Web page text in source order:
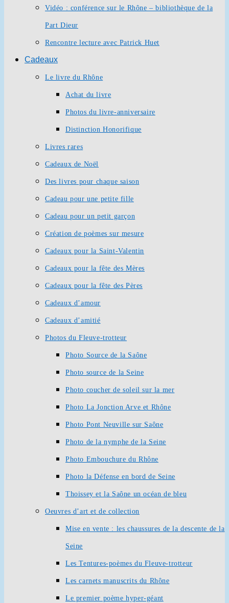
Vidéo : conférence sur le Rhône – bibliothèque de la
Part Dieur
Rencontre lecture avec Patrick Huet
Cadeaux
Le livre du Rhône
Achat du livre
Photos du livre-anniversaire
Distinction Honorifique
Livres rares
Cadeaux de Noël
Des livres pour chaque saison
Cadeau pour une petite fille
Cadeau pour un petit garçon
Création de poèmes sur mesure
Cadeaux pour la Saint-Valentin
Cadeaux pour la fête des Mères
Cadeaux pour la fête des Pères
Cadeaux d’amour
Cadeaux d’amitié
Photos du Fleuve-trotteur
Photo Source de la Saône
Photo source de la Seine
Photo coucher de soleil sur la mer
Photo La Jonction Arve et Rhône
Photo Pont Neuville sur Saône
Photo de la nymphe de la Seine
Photo Embouchure du Rhône
Photo la Défense en bord de Seine
Thoissey et la Saône un océan de bleu
Oeuvres d’art et de collection
Mise en vente : les chaussures de la descente de la
Seine
Les Tentures-poèmes du Fleuve-trotteur
Les carnets manuscrits du Rhône
Le premier poème hyper-géant